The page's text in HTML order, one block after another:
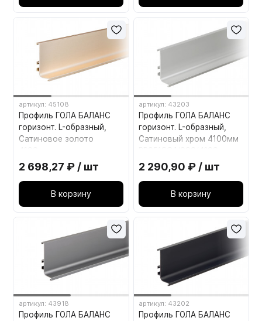
артикул: 45108
Профиль ГОЛА БАЛАНС
горизонт. L-образный,
Сатиновое золото
RP051SG.1/000/4100
BOYARD
2 698,27 ₽ / шт
В корзину
артикул: 43203
Профиль ГОЛА БАЛАНС
горизонт. L-образный,
Сатиновый хром 4100мм
BOYARD
2 290,90 ₽ / шт
В корзину
артикул: 43918
Профиль ГОЛА БАЛАНС
артикул: 43202
Профиль ГОЛА БАЛАНС